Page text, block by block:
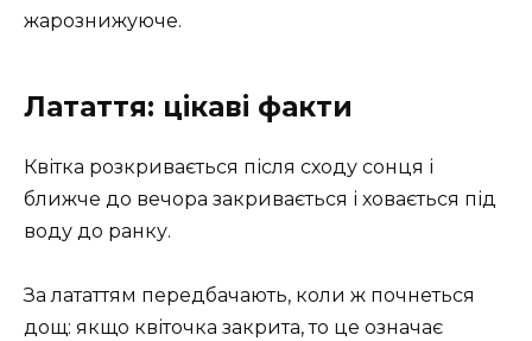
жарознижуюче.
Латаття: цікаві факти
Квітка розкривається після сходу сонця і
ближче до вечора закривається і ховається під
воду до ранку.
За лататтям передбачають, коли ж почнеться
дощ: якщо квіточка закрита, то це означає